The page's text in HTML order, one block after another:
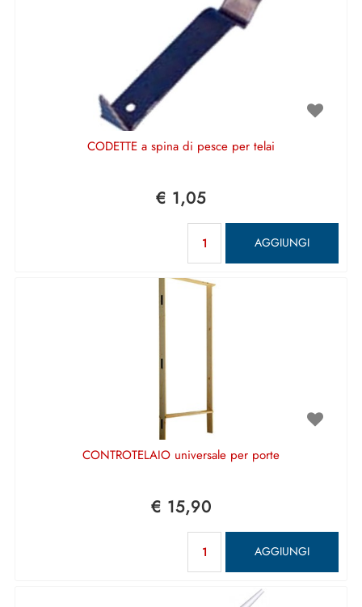
CODETTE a spina di pesce per telai
€ 1,05
AGGIUNGI
CONTROTELAIO universale per porte
€ 15,90
AGGIUNGI